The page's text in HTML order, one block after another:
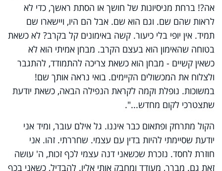
אה?! ברחת מניסיונות של חושך או הסתת ראשך, כדי לא
לראות שהם שם. וגם הוא שם. אבל הם היו, ויישארו שם
תמיד. אין יופי בלי כיעור. קשה באימונים קל בקרב? לא כשאת
בטוחה שהאימון הוא בעצם הקרב. מבחן אמיתי הוא לא
כשאין קשיים - מבחן הוא כשאת צריכה להתמודד, להתגבר
ולצלוח את המכשולים הקיימים. בואי נראה אותך שם!
במשוכות. נופלת וקמה לקראת הנפילה הבאה, כשאת יודעת
שתצטרכי לקום מחדש...".
הקול מתרחק ופתאום כבר איננו. גל אילם עובר, ומיד אני
יודעת שסיימתי להיות בדין עם עצמי. שחררתי. זהו. אני
חוזרת לחסד. נזכרת שכשאני דנה עצמי לכף זכות, ה' עושה
זאת גם. מברך, מעודד ומחבק אותי אליו. להבדיל, כשאני בכף